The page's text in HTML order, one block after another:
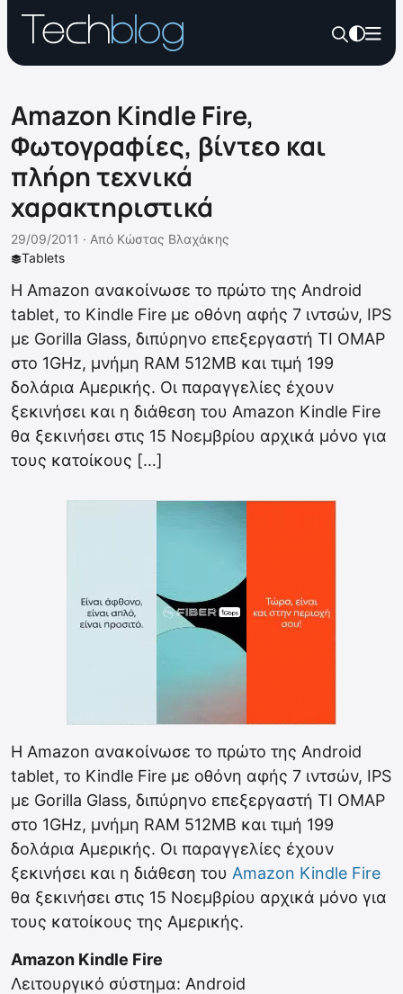
Amazon Kindle Fire,
Φωτογραφίες, βίντεο και
πλήρη τεχνικά
χαρακτηριστικά
Tablets
29/09/2011 · Από Κώστας Βλαχάκης
Η Amazon ανακοίνωσε το πρώτο της Android
tablet, το Kindle Fire με οθόνη αφής 7 ιντσών, IPS
με Gorilla Glass, διπύρηνο επεξεργαστή TI OMAP
στο 1GHz, μνήμη RAM 512ΜΒ και τιμή 199
δολάρια Αμερικής. Οι παραγγελίες έχουν
ξεκινήσει και η διάθεση του Amazon Kindle Fire
θα ξεκινήσει στις 15 Νοεμβρίου αρχικά μόνο για
τους κατοίκους […]
Η Amazon ανακοίνωσε το πρώτο της Android
tablet, το Kindle Fire με οθόνη αφής 7 ιντσών, IPS
με Gorilla Glass, διπύρηνο επεξεργαστή TI OMAP
στο 1GHz, μνήμη RAM 512ΜΒ και τιμή 199
δολάρια Αμερικής. Οι παραγγελίες έχουν
ξεκινήσει και η διάθεση του Amazon Kindle Fire
θα ξεκινήσει στις 15 Νοεμβρίου αρχικά μόνο για
τους κατοίκους της Αμερικής.
Amazon Kindle Fire
Λειτουργικό σύστημα: Android